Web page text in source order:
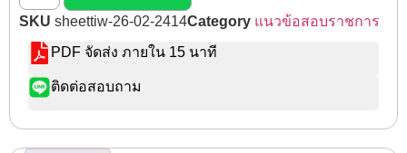
SKU sheettiw-26-02-2414Category แนวข้อสอบราชการ
PDF จัดส่ง ภายใน 15 นาที
ติดต่อสอบถาม